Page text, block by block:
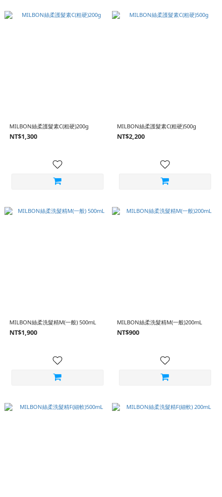
MILBON絲柔護髮素C(粗硬)200g
NT$1,300
MILBON絲柔護髮素C(粗硬)500g
NT$2,200
MILBON絲柔洗髮精M(一般) 500mL
NT$1,900
MILBON絲柔洗髮精M(一般)200mL
NT$900